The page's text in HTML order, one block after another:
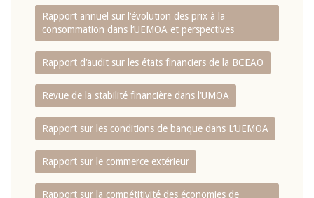
Rapport annuel sur l‘évolution des prix à la
consommation dans l‘UEMOA et perspectives
Rapport d‘audit sur les états financiers de la BCEAO
Revue de la stabilité financière dans l‘UMOA
Rapport sur les conditions de banque dans L‘UEMOA
Rapport sur le commerce extérieur
Rapport sur la compétitivité des économies de